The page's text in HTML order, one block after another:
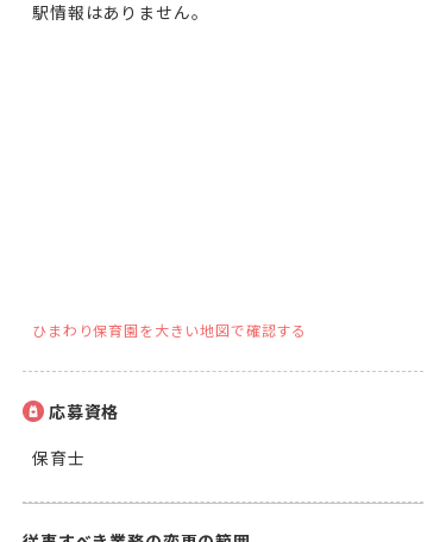
駅情報はありません。
ひまわり保育園を大きい地図で確認する
応募資格
保育士